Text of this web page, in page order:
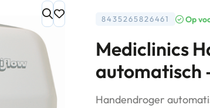
8435265826461 Op
Mediclinics
automatisch
Handendroger